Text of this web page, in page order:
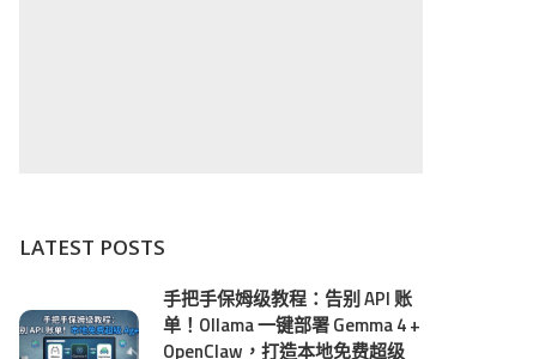
LATEST POSTS
手把手保姆级教程：告别 API 账
单！Ollama 一键部署 Gemma 4 +
OpenClaw，打造本地免费超级